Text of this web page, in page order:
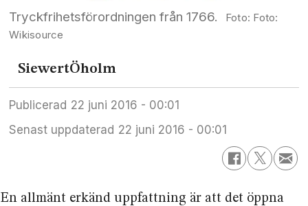
Tryckfrihetsförordningen från 1766.
Foto:
Wikisource
SiewertÖholm
Publicerad
22 juni 2016 - 00:01
Senast uppdaterad
22 juni 2016 - 00:01
En allmänt erkänd uppfattning är att det öppna